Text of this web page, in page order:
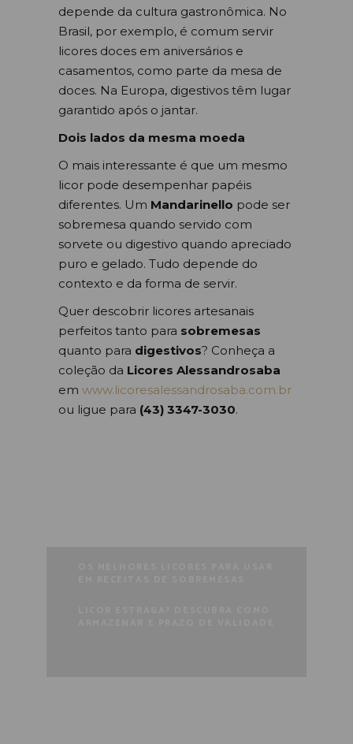
depende da cultura gastronômica. No
Brasil, por exemplo, é comum servir
licores doces em aniversários e
casamentos, como parte da mesa de
doces. Na Europa, digestivos têm lugar
garantido após o jantar.
Dois lados da mesma moeda
O mais interessante é que um mesmo
licor pode desempenhar papéis
diferentes. Um Mandarinello pode ser
sobremesa quando servido com
sorvete ou digestivo quando apreciado
puro e gelado. Tudo depende do
contexto e da forma de servir.
Quer descobrir licores artesanais
perfeitos tanto para sobremesas
quanto para digestivos? Conheça a
coleção da Licores Alessandrosaba
em www.licoresalessandrosaba.com.br
ou ligue para (43) 3347-3030.